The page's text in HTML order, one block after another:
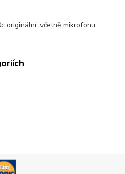
originální, včetně mikrofonu.